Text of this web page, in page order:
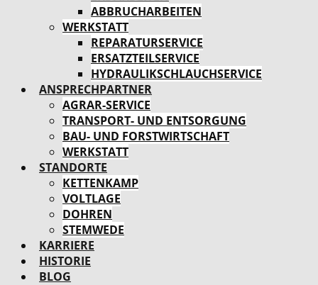
ABBRUCHARBEITEN
WERKSTATT
REPARATURSERVICE
ERSATZTEILSERVICE
HYDRAULIKSCHLAUCHSERVICE
ANSPRECHPARTNER
AGRAR-SERVICE
TRANSPORT- UND ENTSORGUNG
BAU- UND FORSTWIRTSCHAFT
WERKSTATT
STANDORTE
KETTENKAMP
VOLTLAGE
DOHREN
STEMWEDE
KARRIERE
HISTORIE
BLOG